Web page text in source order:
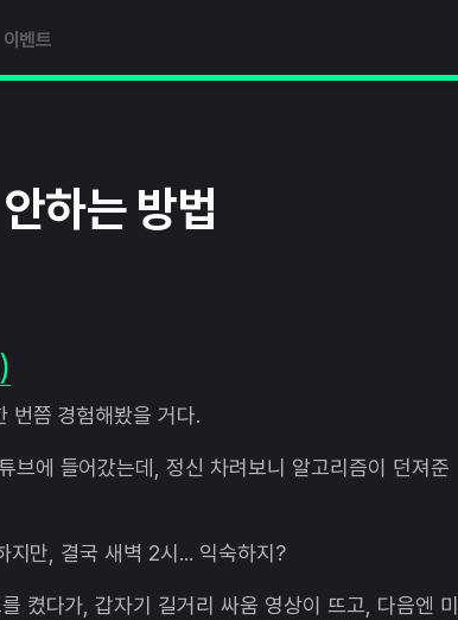
이벤트
하는 방법
번쯤 경험해봤을 거다.
브에 들어갔는데, 정신 차려보니 알고리즘이 던져준
만, 결국 새벽 2시... 익숙하지?
켰다가, 갑자기 길거리 싸움 영상이 뜨고, 다음엔 미